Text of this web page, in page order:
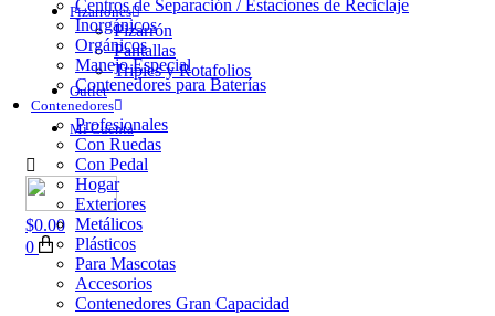
Pizarrones
Pizarrón
Pantallas
Tripies y Rotafolios
Outlet
Mi Cuenta
$0.00
0
Centros de Separación / Estaciones de Reciclaje
Inorgánicos
Orgánicos
Manejo Especial
Contenedores para Baterías
Contenedores
Profesionales
Con Ruedas
Con Pedal
Hogar
Exteriores
Metálicos
Plásticos
Para Mascotas
Accesorios
Contenedores Gran Capacidad